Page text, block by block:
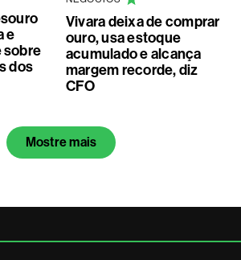
e
sobre
dos
Vivara deixa de comprar
ouro, usa estoque
acumulado e alcança
margem recorde, diz
CFO
Mostre mais